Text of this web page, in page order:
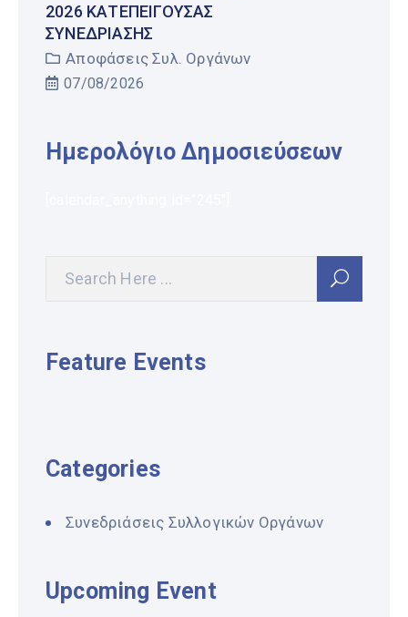
2026 ΚΑΤΕΠΕΊΓΟΥΣΑΣ
ΣΥΝΕΔΡΊΑΣΗΣ
Αποφάσεις Συλ. Οργάνων
07/08/2026
Ημερολόγιο Δημοσιεύσεων
Feature Events
Categories
Συνεδριάσεις Συλλογικών Οργάνων
Upcoming Event